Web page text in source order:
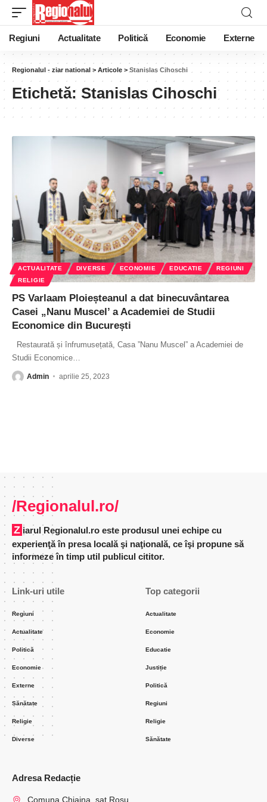
Regiuni Actualitate Politică Economie Externe
Regionalul - ziar national > Articole > Stanislas Cihoschi
Etichetă: Stanislas Cihoschi
ACTUALITATE DIVERSE ECONOMIE EDUCATIE
REGIUNI
RELIGIE
PS Varlaam Ploieșteanul a dat binecuvântarea
Casei „Nanu Muscel’ a Academiei de Studii
Economice din București
Restaurată și înfrumusețată, Casa ”Nanu Muscel” a Academiei de
Studii Economice
Admin aprilie 25, 2023
/Regionalul.ro/
Ziarul Regionalul.ro este produsul unei echipe cu
experienţă în presa locală şi naţională, ce îşi propune să
informeze în timp util publicul cititor.
Link-uri utile
Regiuni
Actualitate
Politică
Economie
Externe
Sănătate
Religie
Diverse
Top categorii
Actualitate
Economie
Educatie
Justiție
Politică
Regiuni
Religie
Sănătate
Adresa Redacție
Comuna Chiajna, sat Rosu